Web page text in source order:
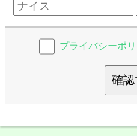
プライバシーポ
確認